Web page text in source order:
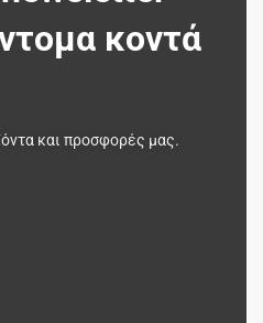
κοντά
και προσφορές μας.